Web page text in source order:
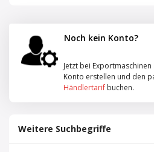
Noch kein Konto?
Jetzt bei
Konto erstellen und den
Händlertarif buchen.
Weitere Suchbegriffe